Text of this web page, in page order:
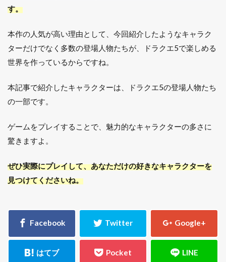
す。
本作の人気が高い理由として、今回紹介したようなキャラク
ターだけでなく多数の登場人物たちが、ドラクエ5で楽しめる
世界を作っているからですね。
本記事で紹介したキャラクターは、ドラクエ5の登場人物たち
の一部です。
ゲームをプレイすることで、魅力的なキャラクターの多さに
驚きますよ。
ぜひ実際にプレイして、あなただけの好きなキャラクターを
見つけてくださいね。